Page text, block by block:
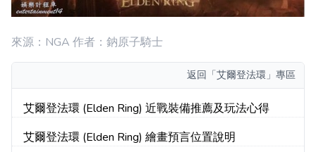
來源：NGA 作者：鈉原子騎士
返回 「艾爾登法環」專區
艾爾登法環 (Elden Ring) 近戰裝備推薦及玩法心得
艾爾登法環 (Elden Ring) 繪畫預言位置說明